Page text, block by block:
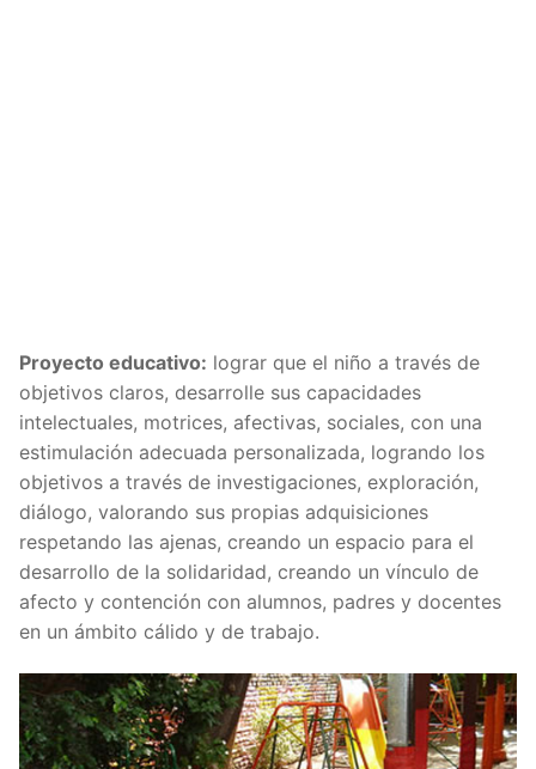
Proyecto educativo: lograr que el niño a través de
objetivos claros, desarrolle sus capacidades
intelectuales, motrices, afectivas, sociales, con una
estimulación adecuada personalizada, logrando los
objetivos a través de investigaciones, exploración,
diálogo, valorando sus propias adquisiciones
respetando las ajenas, creando un espacio para el
desarrollo de la solidaridad, creando un vínculo de
afecto y contención con alumnos, padres y docentes
en un ámbito cálido y de trabajo.